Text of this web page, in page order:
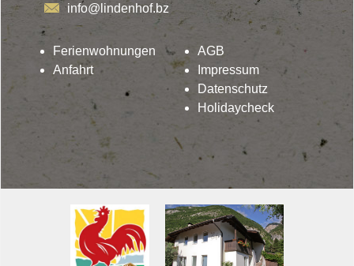
info@lindenhof.bz
Ferienwohnungen
Anfahrt
AGB
Impressum
Datenschutz
Holidaycheck
Lindenhof